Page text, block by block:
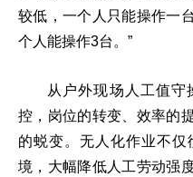
较低，一个人只能操作一
个人能操作3台。”
从户外现场人工值
控，岗位的转变、效率的
的蜕变。无人化作业不
境，大幅降低人工劳动强